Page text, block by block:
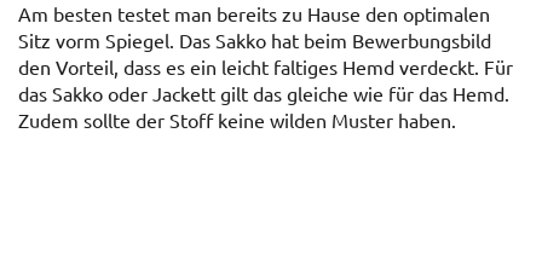
Am besten testet man bereits zu Hause den optimalen
Sitz vorm Spiegel. Das Sakko hat beim Bewerbungsbild
den Vorteil, dass es ein leicht faltiges Hemd verdeckt. Für
das Sakko oder Jackett gilt das gleiche wie für das Hemd.
Zudem sollte der Stoff keine wilden Muster haben.